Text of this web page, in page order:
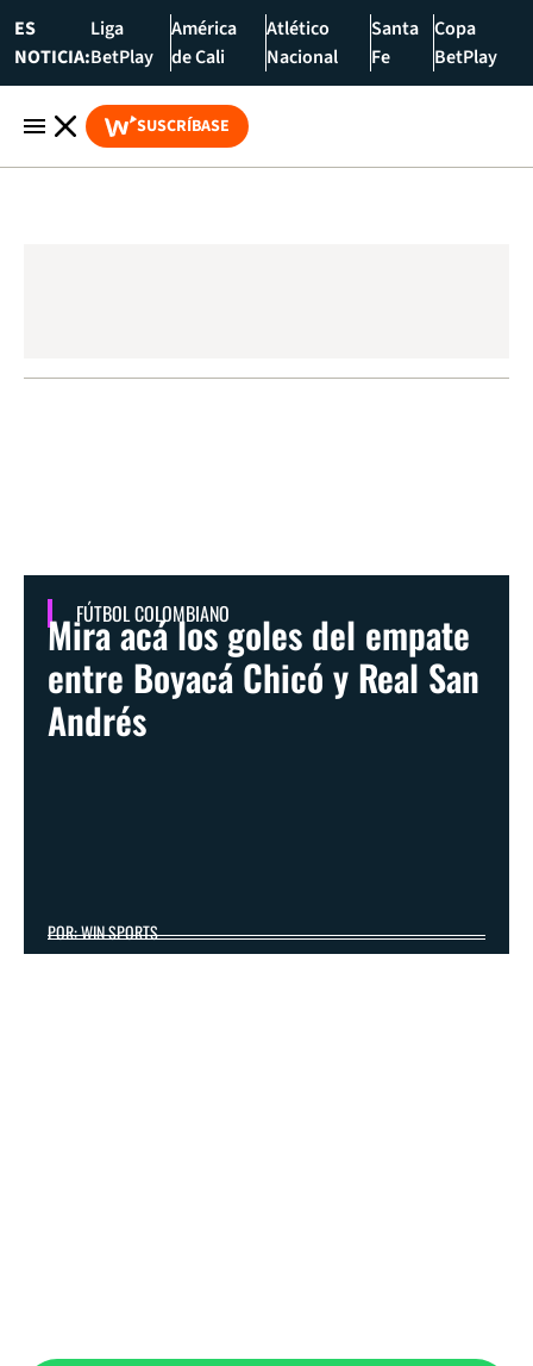
ES
NOTICIA:
Liga
BetPlay
América
de Cali
Atlético
Nacional
Santa
Fe
Copa
BetPlay
SUSCRÍBASE
FÚTBOL COLOMBIANO
Mira acá los goles del empate
entre Boyacá Chicó y Real San
Andrés
POR: WIN SPORTS